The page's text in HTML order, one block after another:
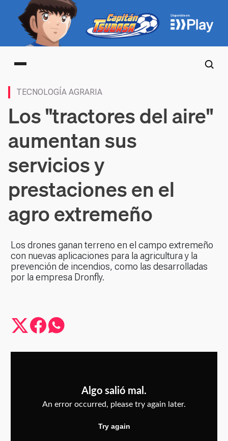
Main menu
TECNOLOGÍA AGRARIA
Los "tractores del aire"
aumentan sus
servicios y
prestaciones en el
agro extremeño
Los drones ganan terreno en el campo extremeño
con nuevas aplicaciones para la agricultura y la
prevención de incendios, como las desarrolladas
por la empresa Dronfly.